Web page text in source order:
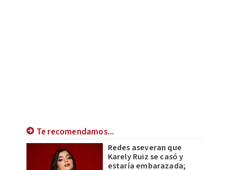
Te recomendamos...
Redes aseveran que
Karely Ruiz se casó y
estaría embarazada;